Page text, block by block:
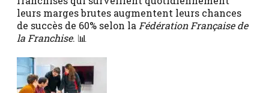
leurs marges brutes augmentent leurs chances
de succès de 60% selon la Fédération Française de
la Franchise. 📊